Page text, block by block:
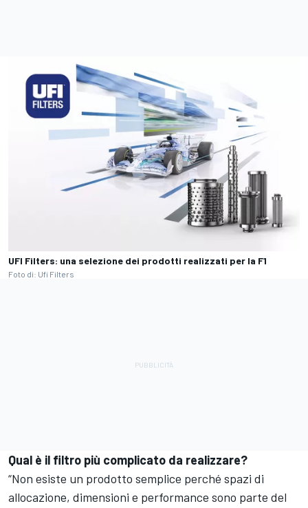
UFI Filters: una selezione dei prodotti realizzati per la F1
Foto di: Ufi Filters
Qual è il filtro più complicato da realizzare?
“Non esiste un prodotto semplice perché spazi di
allocazione, dimensioni e performance sono parte del